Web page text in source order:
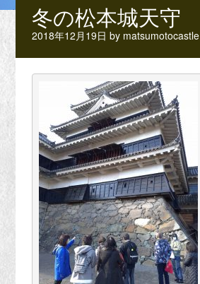
冬の松本城天守
2018年12月19日 by matsumotocastle